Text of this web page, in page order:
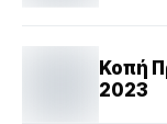
Κοπή
2023